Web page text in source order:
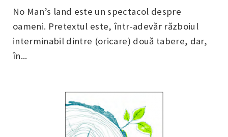
No Man’s land este un spectacol despre
oameni. Pretextul este, într-adevăr războiul
interminabil dintre (oricare) două tabere, dar,
în...